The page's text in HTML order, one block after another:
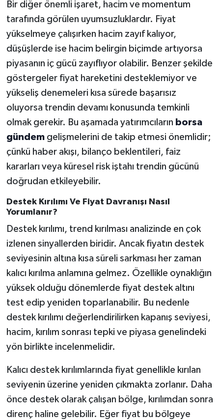
Bir diğer önemli işaret, hacim ve momentum
tarafında görülen uyumsuzluklardır. Fiyat
yükselmeye çalışırken hacim zayıf kalıyor,
düşüşlerde ise hacim belirgin biçimde artıyorsa
piyasanın iç gücü zayıflıyor olabilir. Benzer şekilde
göstergeler fiyat hareketini desteklemiyor ve
yükseliş denemeleri kısa sürede başarısız
oluyorsa trendin devamı konusunda temkinli
olmak gerekir. Bu aşamada yatırımcıların borsa
gündemgelişmelerini de takip etmesi önemlidir;
çünkü haber akışı, bilanço beklentileri, faiz
kararları veya küresel risk iştahı trendin gücünü
doğrudan etkileyebilir.
Destek Kırılımı Ve Fiyat Davranışı Nasıl
Yorumlanır?
Destek kırılımı, trend kırılması analizinde en çok
izlenen sinyallerden biridir. Ancak fiyatın destek
seviyesinin altına kısa süreli sarkması her zaman
kalıcı kırılma anlamına gelmez. Özellikle oynaklığın
yüksek olduğu dönemlerde fiyat destek altını
test edip yeniden toparlanabilir. Bu nedenle
destek kırılımı değerlendirilirken kapanış seviyesi,
hacim, kırılım sonrası tepki ve piyasa genelindeki
yön birlikte incelenmelidir.
Kalıcı destek kırılımlarında fiyat genellikle kırılan
seviyenin üzerine yeniden çıkmakta zorlanır. Daha
önce destek olarak çalışan bölge, kırılımdan sonra
direnç haline gelebilir. Eğer fiyat bu bölgeye